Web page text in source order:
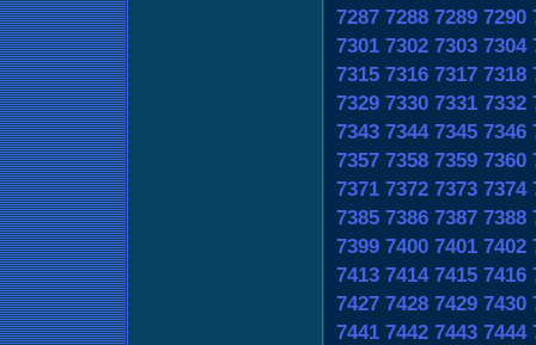
7287 7288 7289 7290
7301 7302 7303 7304
7315 7316 7317 7318
7329 7330 7331 7332
7343 7344 7345 7346
7357 7358 7359 7360
7371 7372 7373 7374
7385 7386 7387 7388
7399 7400 7401 7402
7413 7414 7415 7416
7427 7428 7429 7430
7441 7442 7443 7444